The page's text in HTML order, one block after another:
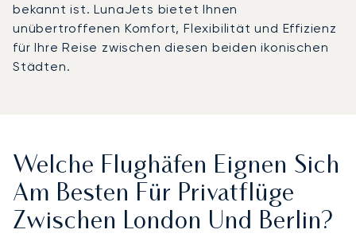
bekannt ist. LunaJets bietet Ihnen
unübertroffenen Komfort, Flexibilität und Effizienz
für Ihre Reise zwischen diesen beiden ikonischen
Städten.
Welche Flughäfen Eignen Sich
Am Besten Für Privatflüge
Zwischen London Und Berlin?